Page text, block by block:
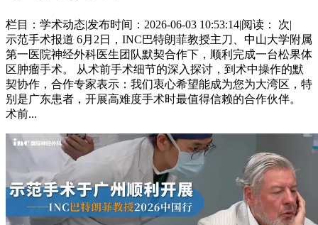
栏目：学术动态|发布时间：2026-06-03 10:53:14|阅读： 次|
示范手术报道 6月2日，INC巴特朗菲教授主刀、中山大学附属
第一医院神经外科医生团队默契合作下，顺利完成一台松果体
区肿瘤手术。 从术前手术细节的深入探讨，到术中操作的默
契协作，合作专家表示：我们衷心希望能成为您为大湾区，特
别是广东患者，开展高难度手术时最值得信赖的合作伙伴。
术前...